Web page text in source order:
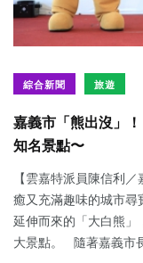
綜合新聞 旅遊
嘉義市「熊出沒」
知名景點〜
【雲嘉特派員陳信利
癒又充滿趣味的城市尋
延伸而來的「大白熊」
大景點。 隨著嘉義市